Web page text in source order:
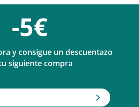
-5€
y consigue un descuentazo
siguiente compra